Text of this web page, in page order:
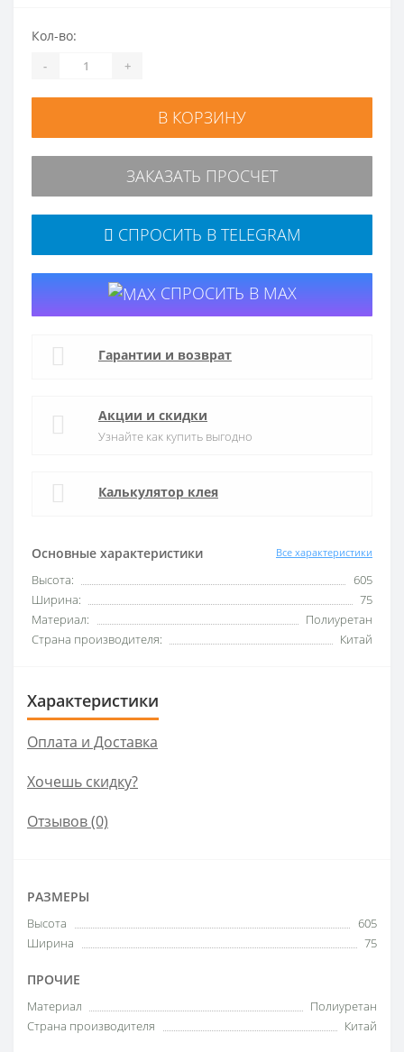
Основные характеристики Все характеристики
Высота:
605
Ширина:
75
Материал:
Полиуретан
Страна производителя:
Китай
Кол-во:
- +
В КОРЗИНУ
ЗАКАЗАТЬ ПРОСЧЕТ
СПРОСИТЬ В TELEGRAM
СПРОСИТЬ В MAX
Гарантии и возврат
Акции и скидки
Узнайте как купить выгодно
Калькулятор клея
Характеристики
Оплата и Доставка
Хочешь скидку?
Отзывов (0)
РАЗМЕРЫ
Высота
605
Ширина
75
ПРОЧИЕ
Материал
Полиуретан
Страна производителя
Китай